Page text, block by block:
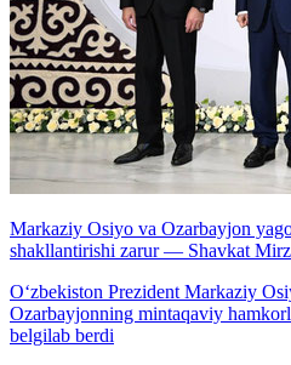
Markaziy Osiyo va Ozarbayjon
shakllantirishi zarur — Shavkat
Oʻzbekiston Prezident Markaziy
Ozarbayjonning mintaqaviy
belgilab berdi